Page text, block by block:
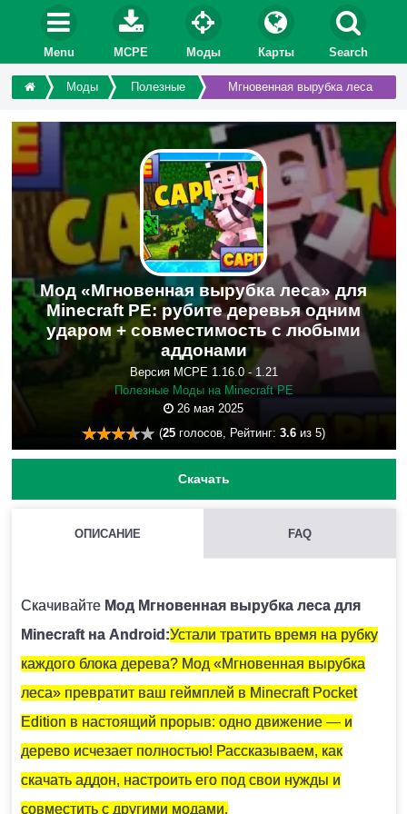
Menu MCPE Моды Карты Search
Моды Полезные Мгновенная вырубка леса
Мод «Мгновенная вырубка леса» для
Minecraft PE: рубите деревья одним
ударом + совместимость с любыми
аддонами
Версия MCPE 1.16.0 - 1.21
Полезные Моды на Minecraft PE
26 мая 2025
(25 голосов, Рейтинг: 3.6 из 5)
Скачать
ОПИСАНИЕ FAQ
Скачивайте Мод Мгновенная вырубка леса для
Minecraft на Android:Устали тратить время на рубку
каждого блока дерева? Мод «Мгновенная вырубка
леса» превратит ваш геймплей в Minecraft Pocket
Edition в настоящий прорыв: одно движение — и
дерево исчезает полностью! Рассказываем, как
скачать аддон, настроить его под свои нужды и
совместить с другими модами.
Для этого нужно скачать файл мода и запустить его.
Модификация установится автоматически.
МОЖНО ЛИ ЗАПУСТИТЬ ЭТУ МОДИФИКАЦИЮ В
МНОГОПОЛЬЗОВАТЕЛЬСКОЙ ИГРЕ?
Да, для этого достаточно просто быть владельцем
карты и установить на неё эту модификацию.